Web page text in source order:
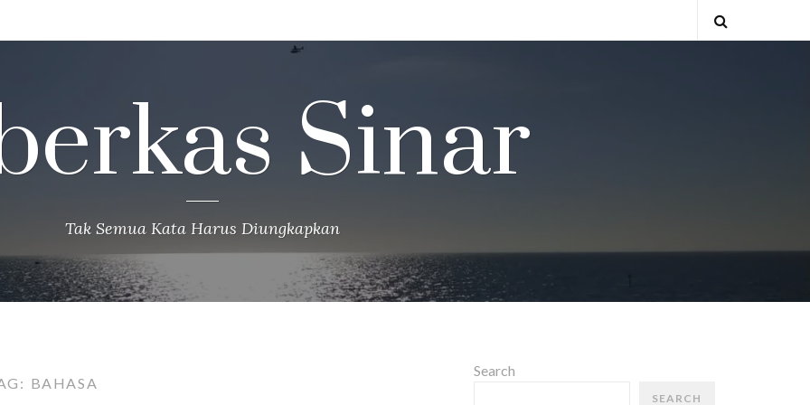
Sinar
Tak Semua Kata Harus Diungkapkan
BAHASA
Search
SEARCH